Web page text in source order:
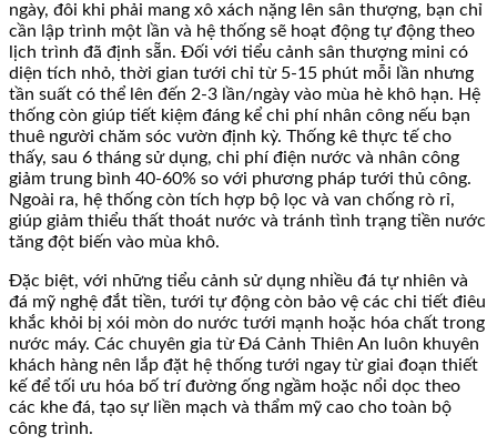
ngày, đôi khi phải mang xô xách nặng lên sân thượng, bạn chỉ
cần lập trình một lần và hệ thống sẽ hoạt động tự động theo
lịch trình đã định sẵn. Đối với tiểu cảnh sân thượng mini có
diện tích nhỏ, thời gian tưới chỉ từ 5-15 phút mỗi lần nhưng
tần suất có thể lên đến 2-3 lần/ngày vào mùa hè khô hạn. Hệ
thống còn giúp tiết kiệm đáng kể chi phí nhân công nếu bạn
thuê người chăm sóc vườn định kỳ. Thống kê thực tế cho
thấy, sau 6 tháng sử dụng, chi phí điện nước và nhân công
giảm trung bình 40-60% so với phương pháp tưới thủ công.
Ngoài ra, hệ thống còn tích hợp bộ lọc và van chống rò rỉ,
giúp giảm thiểu thất thoát nước và tránh tình trạng tiền nước
tăng đột biến vào mùa khô.
Đặc biệt, với những tiểu cảnh sử dụng nhiều đá tự nhiên và
đá mỹ nghệ đắt tiền, tưới tự động còn bảo vệ các chi tiết điêu
khắc khỏi bị xói mòn do nước tưới mạnh hoặc hóa chất trong
nước máy. Các chuyên gia từ Đá Cảnh Thiên An luôn khuyên
khách hàng nên lắp đặt hệ thống tưới ngay từ giai đoạn thiết
kế để tối ưu hóa bố trí đường ống ngầm hoặc nổi dọc theo
các khe đá, tạo sự liền mạch và thẩm mỹ cao cho toàn bộ
công trình.